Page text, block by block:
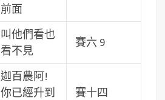
前面
叫他們看也
看不見
賽六 9
迦百農阿!
你已經升到
賽十四